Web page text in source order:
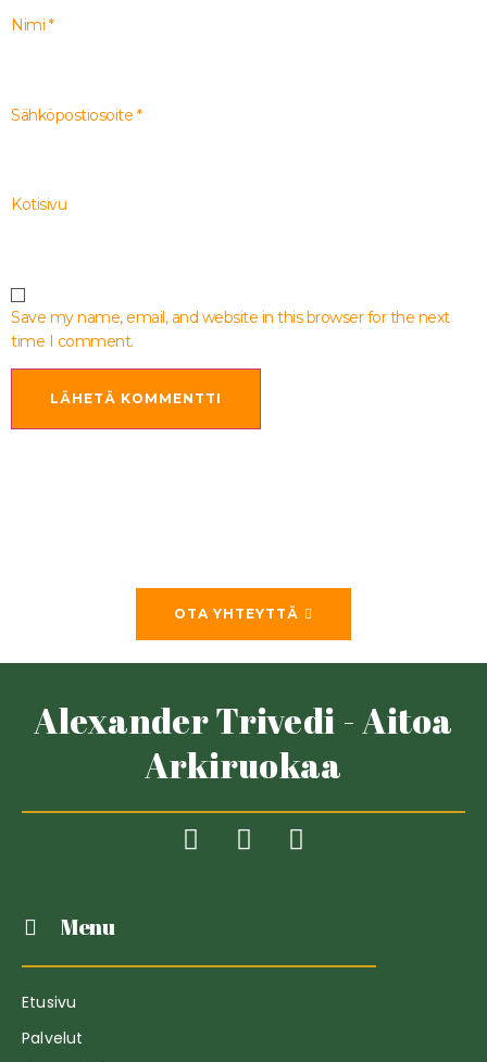
Nimi *
Sähköpostiosoite *
Kotisivu
Save my name, email, and website in this browser for the next
time I comment.
OTA YHTEYTTÄ
Alexander Trivedi - Aitoa
Arkiruokaa
Menu
Etusivu
Palvelut